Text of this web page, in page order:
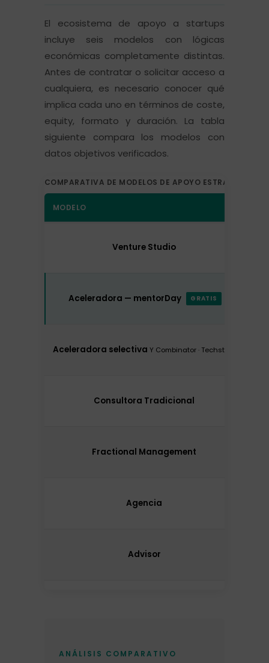
El ecosistema de apoyo a startups
incluye seis modelos con lógicas
económicas completamente distintas.
Antes de contratar o solicitar acceso a
cualquiera, es necesario conocer qué
implica cada uno en términos de coste,
equity, formato y duración. La tabla
siguiente compara los modelos con
datos objetivos verificados.
COMPARATIVA DE MODELOS DE APOYO ESTRATÉGICO
MODELO
Venture Studio
Aceleradora — mentorDay GRATIS
Aceleradora selectiva Y Combinator · Techstars
Consultora Tradicional
Fractional Management
Agencia
Advisor
ANÁLISIS COMPARATIVO